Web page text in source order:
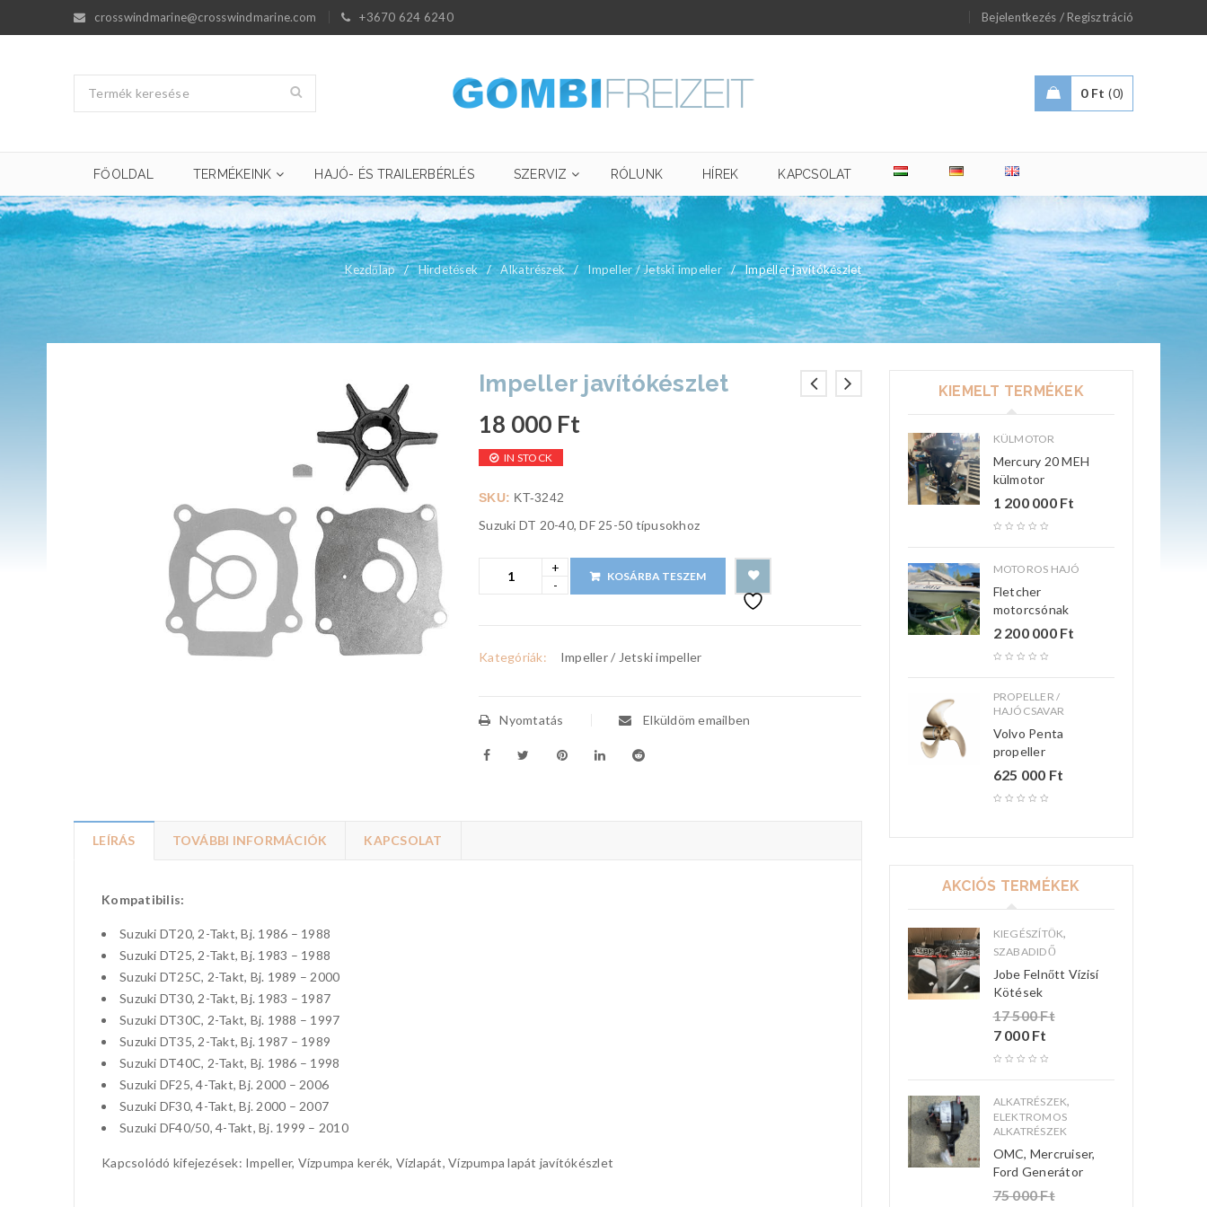
crosswindmarine@crosswindmarine.com +3670 624 6240 Bejelentkezés / Regisztráció
0 Ft 0
FŐOLDAL TERMÉKEINK HAJÓ- ÉS TRAILERBÉRLÉS SZERVIZ RÓLUNK HÍREK KAPCSOLAT
Kezdőlap / Hirdetések / Alkatrészek / Impeller / Jetski impeller / Impeller javítókészlet
Impeller javítókészlet
18 000 Ft
IN STOCK
SKU: KT-3242
Suzuki DT 20-40, DF 25-50 típusokhoz
KOSÁRBA TESZEM
Kategóriák: Impeller / Jetski impeller
Nyomtatás Elküldöm emailben
LEÍRÁS TOVÁBBI INFORMÁCIÓK KAPCSOLAT
Kompatibilis:
Suzuki DT20, 2-Takt, Bj. 1986 – 1988
Suzuki DT25, 2-Takt, Bj. 1983 – 1988
Suzuki DT25C, 2-Takt, Bj. 1989 – 2000
Suzuki DT30, 2-Takt, Bj. 1983 – 1987
Suzuki DT30C, 2-Takt, Bj. 1988 – 1997
Suzuki DT35, 2-Takt, Bj. 1987 – 1989
Suzuki DT40C, 2-Takt, Bj. 1986 – 1998
Suzuki DF25, 4-Takt, Bj. 2000 – 2006
Suzuki DF30, 4-Takt, Bj. 2000 – 2007
Suzuki DF40/50, 4-Takt, Bj. 1999 – 2010
Kapcsolódó kifejezések: Impeller, Vízpumpa kerék, Vízlapát, Vízpumpa lapát javítókészlet
KIEMELT TERMÉKEK
KÜLMOTOR
Mercury 20 MEH
külmotor
1 200 000 Ft
MOTOROS HAJÓ
Fletcher
motorcsónak
2 200 000 Ft
PROPELLER /
HAJÓCSAVAR
Volvo Penta
propeller
625 000 Ft
AKCIÓS TERMÉKEK
KIEGÉSZÍTŐK,
SZABADIDŐ
Jobe Felnőtt Vízisí
Kötések
17 500Ft
7 000 Ft
ALKATRÉSZEK,
ELEKTROMOS
ALKATRÉSZEK
OMC, Mercruiser,
Ford Generátor
75 000Ft